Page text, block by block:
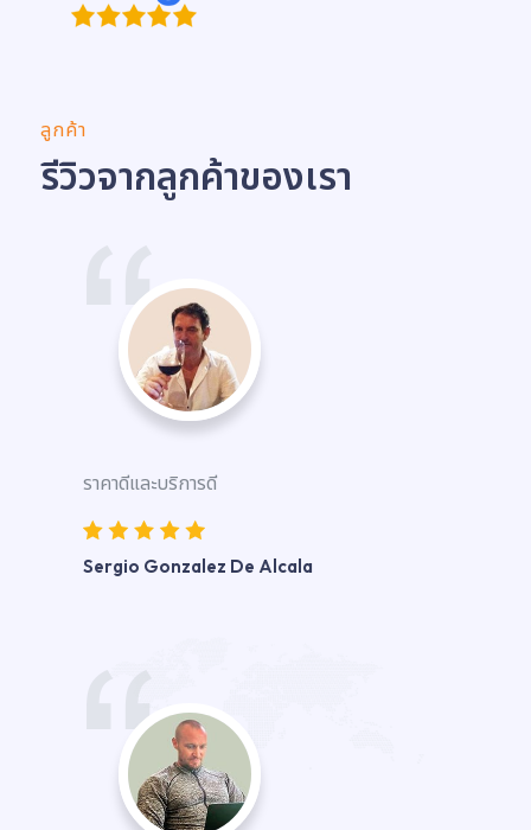
ลูกค้า
รีวิวจากลูกค้าของเรา
ราคาดีและบริการดี
Sergio Gonzalez De Alcala